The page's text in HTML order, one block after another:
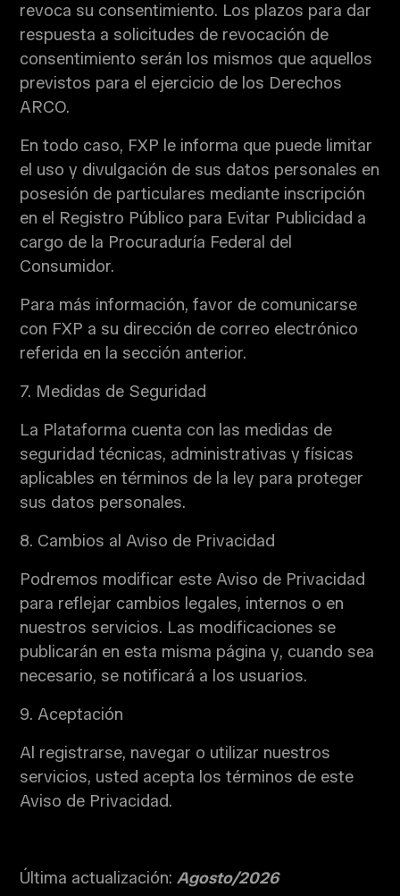
revoca su consentimiento. Los plazos para dar
respuesta a solicitudes de revocación de
consentimiento serán los mismos que aquellos
previstos para el ejercicio de los Derechos
ARCO.
En todo caso, FXP le informa que puede limitar
el uso y divulgación de sus datos personales en
posesión de particulares mediante inscripción
en el Registro Público para Evitar Publicidad a
cargo de la Procuraduría Federal del
Consumidor.
Para más información, favor de comunicarse
con FXP a su dirección de correo electrónico
referida en la sección anterior.
7. Medidas de Seguridad
La Plataforma cuenta con las medidas de
seguridad técnicas, administrativas y físicas
aplicables en términos de la ley para proteger
sus datos personales.
8. Cambios al Aviso de Privacidad
Podremos modificar este Aviso de Privacidad
para reflejar cambios legales, internos o en
nuestros servicios. Las modificaciones se
publicarán en esta misma página y, cuando sea
necesario, se notificará a los usuarios.
9. Aceptación
Al registrarse, navegar o utilizar nuestros
servicios, usted acepta los términos de este
Aviso de Privacidad.
Última actualización:Agosto/2026